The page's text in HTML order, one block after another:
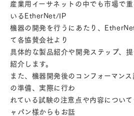
産業用イーサネットの中でも市場で
いるEtherNet/IP
機器の開発を行うにあたり、
て各協賛会社より
具体的な製品紹介や開発ステップ、
紹介します。
また、機器開発後のコンフォーマン
の準備、実際に行わ
れている試験の注意点や内容につい
ャパン様からもお話